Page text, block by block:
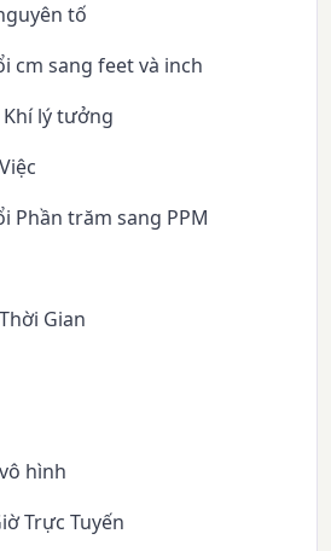
tố
cm sang feet và inch
lý tưởng
Phần trăm sang PPM
Gian
hình
Trực Tuyến